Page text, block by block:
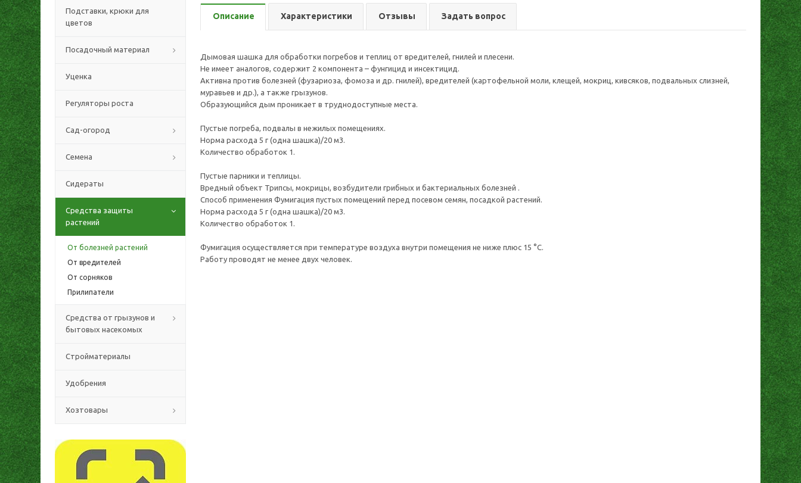
Подставки, крюки для
цветов
Посадочный материал
Уценка
Регуляторы роста
Сад-огород
Семена
Сидераты
Средства защиты
растений
От болезней растений
От вредителей
От сорняков
Прилипатели
Средства от грызунов и
бытовых насекомых
Стройматериалы
Удобрения
Хозтовары
Описание Характеристики Отзывы Задать вопрос
Дымовая шашка для обработки погребов и теплиц от вредителей, гнилей и плесени.
Не имеет аналогов, содержит 2 компонента – фунгицид и инсектицид.
Активна против болезней (фузариоза, фомоза и др. гнилей), вредителей (картофельной моли, клещей, мокриц, кивсяков, подвальных слизней,
муравьев и др.), а также грызунов.
Образующийся дым проникает в труднодоступные места.
Пустые погреба, подвалы в нежилых помещениях.
Норма расхода 5 г (одна шашка)/20 м3.
Количество обработок 1.
Пустые парники и теплицы.
Вредный объект Трипсы, мокрицы, возбудители грибных и бактериальных болезней .
Способ применения Фумигация пустых помещений перед посевом семян, посадкой растений.
Норма расхода 5 г (одна шашка)/20 м3.
Количество обработок 1.
Фумигация осуществляется при температуре воздуха внутри помещения не ниже плюс 15 °С.
Работу проводят не менее двух человек.